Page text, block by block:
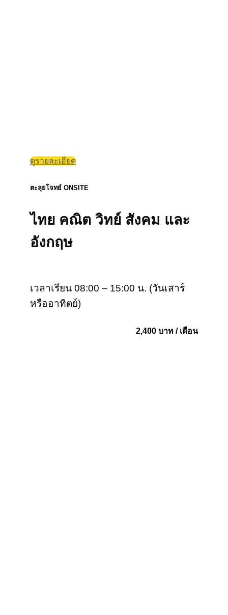
ดูรายละเอียด
ตะลุยโจทย์ ONSITE
ไทย คณิต วิทย์ สังคม และ
อังกฤษ
เวลาเรียน 08:00 – 15:00 น. (วันเสาร์
หรืออาทิตย์)
2,400 บาท / เดือน